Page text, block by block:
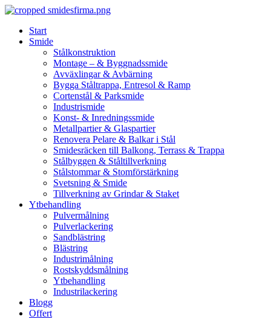
Skip
contentStart
Smide
Stålkonstruktion
Montage – & Byggnadssmide
Avväxlingar & Avbärning
Bygga Ståltrappa, Entresol & Ramp
Cortenstål & Parksmide
Industrismide
Konst- & Inredningssmide
Metallpartier & Glaspartier
Renovera Pelare & Balkar i Stål
Smidesräcken till Balkong, Terrass & Trappa
Stålbyggen & Ståltillverkning
Stålstommar & Stomförstärkning
Svetsning & Smide
Tillverkning av Grindar & Staket
Ytbehandling
Pulvermålning
Pulverlackering
Sandblästring
Blästring
Industrimålning
Rostskyddsmålning
Ytbehandling
Industrilackering
Blogg
Offert